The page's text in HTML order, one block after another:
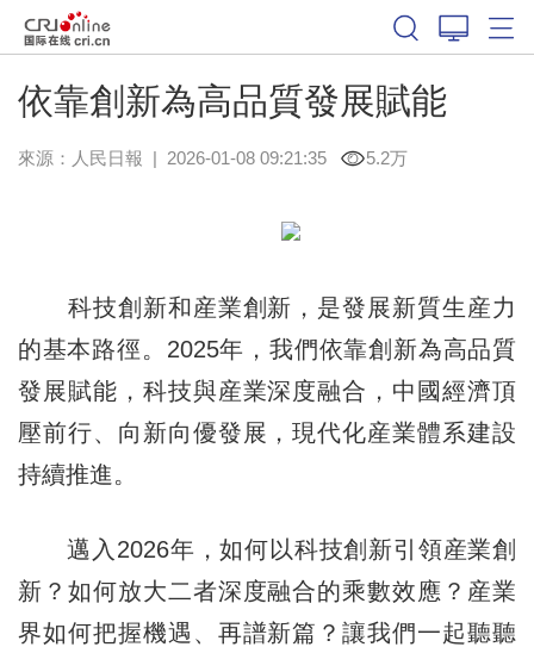
依靠創新為高品質發展賦能
來源： 人民日報 | 2026-01-08 09:21:35 5.2万
科技創新和産業創新，是發展新質生産力
的基本路徑。2025年，我們依靠創新為高品質
發展賦能，科技與産業深度融合，中國經濟頂
壓前行、向新向優發展，現代化産業體系建設
持續推進。
邁入2026年，如何以科技創新引領産業創
新？如何放大二者深度融合的乘數效應？産業
界如何把握機遇、再譜新篇？讓我們一起聽聽